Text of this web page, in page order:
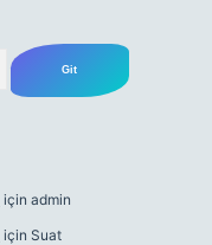
için admin
için Suat